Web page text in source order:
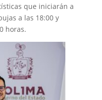
que iniciarán a
a las 18:00 y
horas.